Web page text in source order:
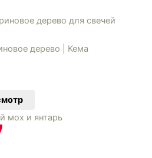
дерево | Кема